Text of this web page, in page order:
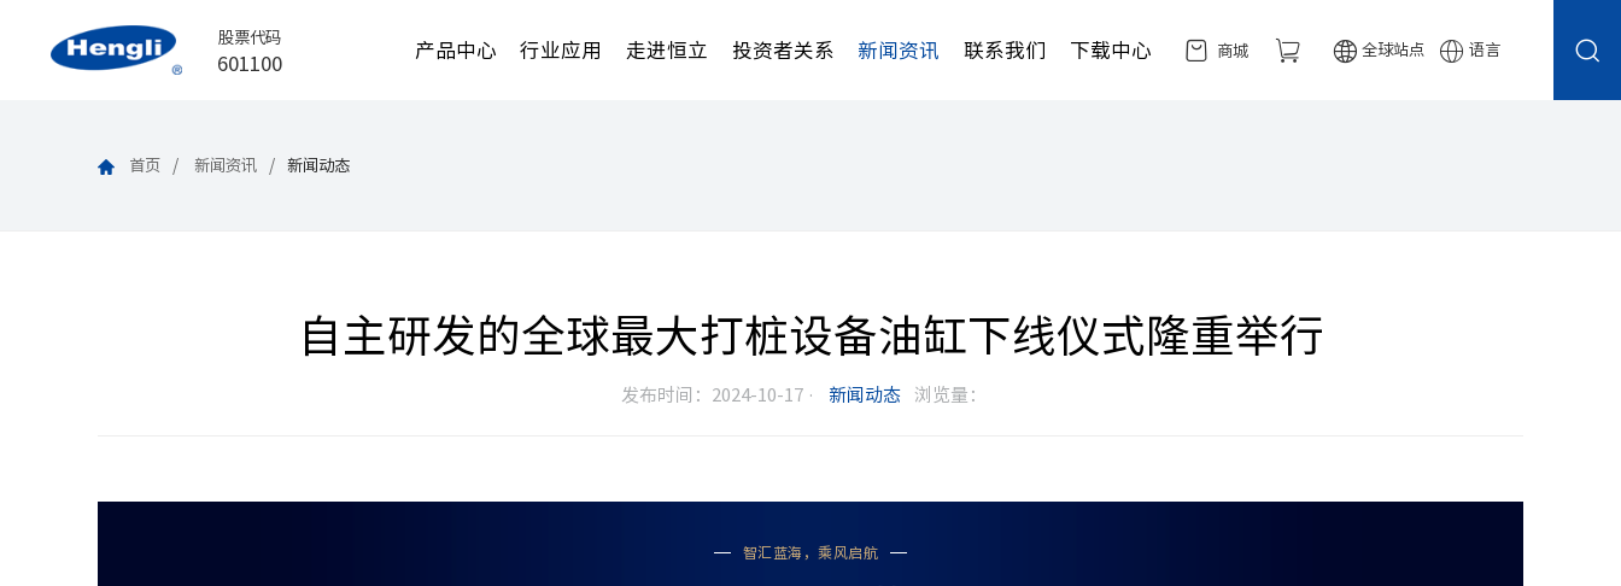
股票代码
601100
产品中心 行业应用 走进恒立 投资者关系 新闻资讯 联系我们 下载中心 商城 全球站点 语言
首页 新闻资讯 新闻动态
自主研发的全球最大打桩设备油缸下线仪式隆重举行
发布时间：2024-10-17 · 新闻动态 浏览量：
智汇蓝海，乘风启航